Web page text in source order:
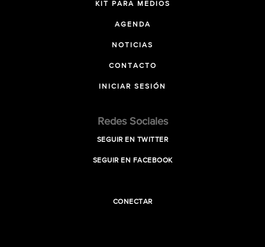
KIT PARA MEDIOS
AGENDA
NOTICIAS
CONTACTO
INICIAR SESIÓN
Redes Sociales
SEGUIR EN TWITTER
SEGUIR EN FACEBOOK
CONECTAR